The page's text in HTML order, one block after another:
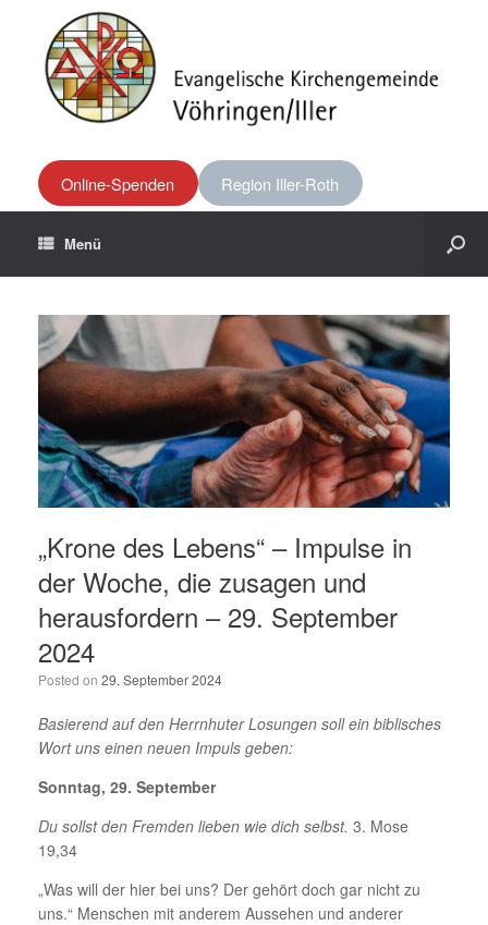
Online-Spenden Region Iller-Roth
Menü
„Krone des Lebens“ – Impulse in
der Woche, die zusagen und
herausfordern – 29. September
2024
Posted on 29. September 2024
Basierend auf den Herrnhuter Losungen soll ein biblisches
Wort uns einen neuen Impuls geben:
Sonntag, 29. September
Du sollst den Fremden lieben wie dich selbst. 3. Mose
19,34
„Was will der hier bei uns? Der gehört doch gar nicht zu
uns.“ Menschen mit anderem Aussehen und anderer